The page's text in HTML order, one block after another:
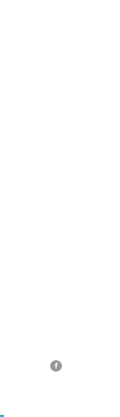
Facebook